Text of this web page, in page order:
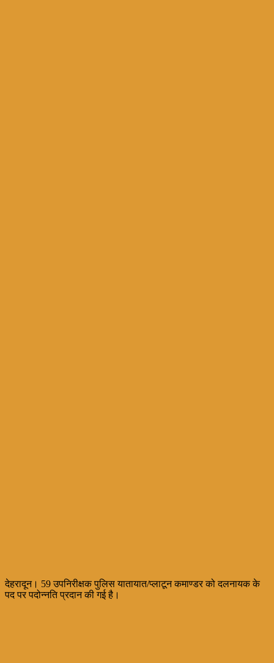
देहरादून। 59 उपनिरीक्षक पुलिस यातायात/प्लाटून कमाण्डर को दलनायक के
पद पर पदोन्नति प्रदान की गई है।